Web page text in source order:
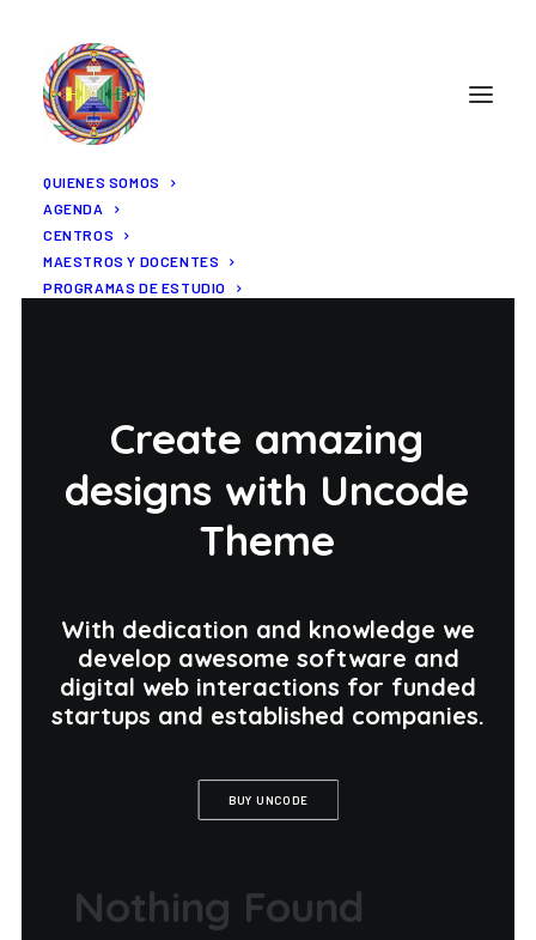
QUIENES SOMOS
AGENDA
CENTROS
MAESTROS Y DOCENTES
PROGRAMAS DE ESTUDIO
Create amazing
designs with Uncode
Theme
With dedication and knowledge we
develop awesome software and
digital web interactions for funded
startups and established companies.
BUY UNCODE
Nothing Found